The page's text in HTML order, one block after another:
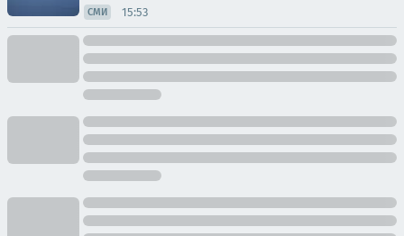
СМИ 15:53